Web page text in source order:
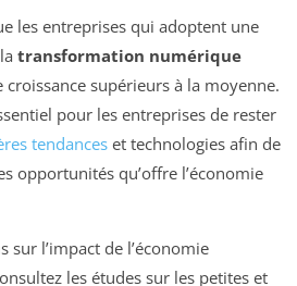
les entreprises qui adoptent une
transformation numérique
supérieurs à la moyenne.
pour les entreprises de rester
tendanceset technologies afin de
opportunités qu’offre l’économie
sur l’impact de l’économie
les études sur les petites et